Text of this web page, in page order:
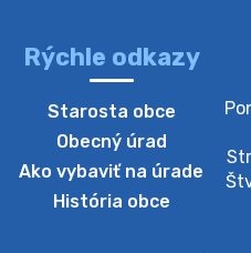
4. augusta 2026 10:05
Zberný dvor-
Oznamujeme obyvateľom,
bude zberný dvor
hogy szerdán augusztus
lesz https://
Rýchle odkazy
Starosta obce
Obecný úrad
Ako vybaviť na úrade
História obce
Str